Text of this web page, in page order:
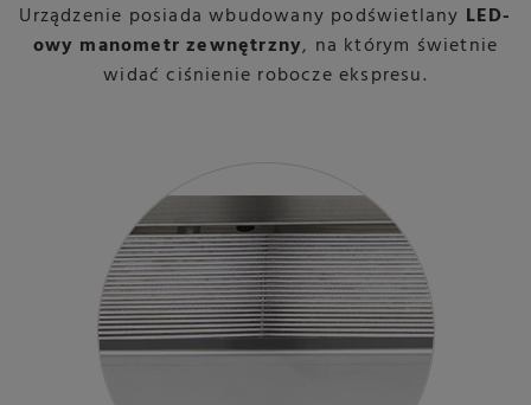
Urządzenie posiada wbudowany podświetlany LED-
owy manometr zewnętrzny, na którym świetnie
widać ciśnienie robocze ekspresu.